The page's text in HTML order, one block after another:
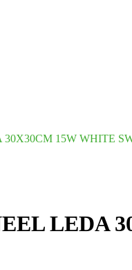
15W WHITE
LEDA